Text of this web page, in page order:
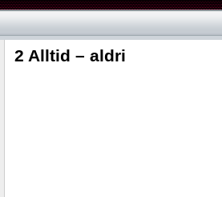
2 Alltid – aldri